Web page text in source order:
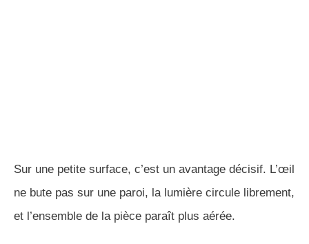
Sur une petite surface, c’est un avantage décisif. L’œil
ne bute pas sur une paroi, la lumière circule librement,
et l’ensemble de la pièce paraît plus aérée.